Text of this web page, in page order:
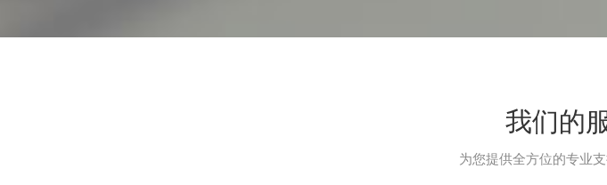
我们的
为您提供全方位的专业